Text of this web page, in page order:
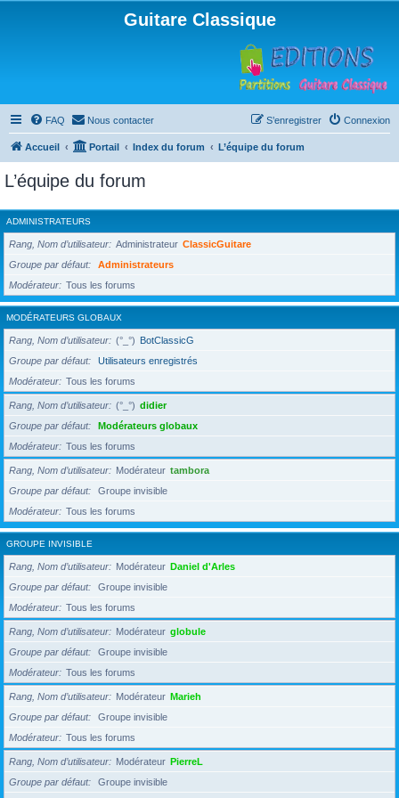
Guitare Classique
FAQ Nous contacter Connexion
S’enregistrer
Accueil Portail Index du forum L’équipe du forum
L’équipe du forum
ADMINISTRATEURS
Rang, Nom d’utilisateur Administrateur ClassicGuitare
Groupe par défaut
Administrateurs
Modérateur
Tous les forums
MODÉRATEURS GLOBAUX
Rang, Nom d’utilisateur (°_°) BotClassicG
Groupe par défaut
Utilisateurs enregistrés
Modérateur
Tous les forums
Rang, Nom d’utilisateur (°_°) didier
Groupe par défaut
Modérateurs globaux
Modérateur
Tous les forums
Rang, Nom d’utilisateur Modérateur tambora
Groupe par défaut
Groupe invisible
Modérateur
Tous les forums
GROUPE INVISIBLE
Rang, Nom d’utilisateur Modérateur Daniel d'Arles
Groupe par défaut
Groupe invisible
Modérateur
Tous les forums
Rang, Nom d’utilisateur Modérateur globule
Groupe par défaut
Groupe invisible
Modérateur
Tous les forums
Rang, Nom d’utilisateur Modérateur Marieh
Groupe par défaut
Groupe invisible
Modérateur
Tous les forums
Rang, Nom d’utilisateur Modérateur PierreL
Groupe par défaut
Groupe invisible